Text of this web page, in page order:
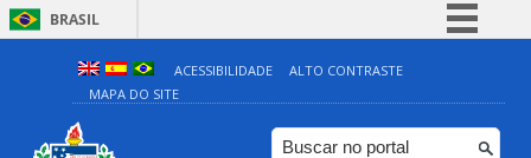
BRASIL
Simplifique!
Comunica BR
Participe
ACESSIBILIDADE
ALTO CONTRASTE
MAPA DO SITE